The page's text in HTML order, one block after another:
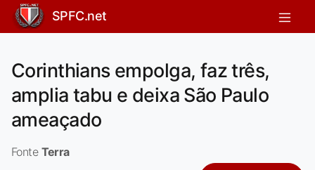
SPFC.net
Corinthians empolga, faz três,
amplia tabu e deixa São Paulo
ameaçado
Fonte Terra